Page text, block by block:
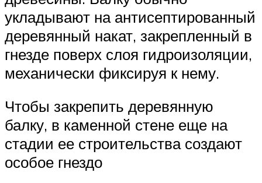
укладывают на антисептированный
деревянный накат, закрепленный в
гнезде поверх слоя гидроизоляции,
механически фиксируя к нему.
Чтобы закрепить деревянную
балку, в каменной стене еще на
стадии ее строительства создают
особое гнездо